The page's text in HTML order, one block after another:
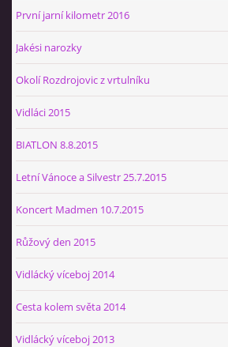
První jarní kilometr 2016
Jakési narozky
Okolí Rozdrojovic z vrtulníku
Vidláci 2015
BIATLON 8.8.2015
Letní Vánoce a Silvestr 25.7.2015
Koncert Madmen 10.7.2015
Růžový den 2015
Vidlácký víceboj 2014
Cesta kolem světa 2014
Vidlácký víceboj 2013